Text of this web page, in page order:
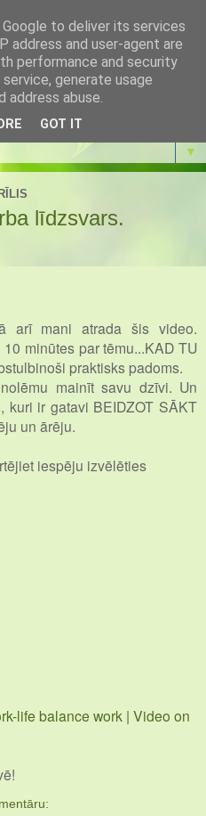
citos. Koučings.
Meditācijas.
▼
līdzsvars.
arī mani atrada šis video.
minūtes par tēmu...KAD TU
praktisks padoms.
mainīt savu dzīvi. Un
kuri ir gatavi BEIDZOT SĀKT
un ārēju.
iespēju izvēlēties
life balance work | Video on
to deliver its services
address and user-agent are
performance and security
generate usage
abuse.
GOT IT